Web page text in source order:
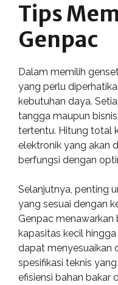
Tips
Genpac
Dalam memilih
yang perlu
kebutuhan daya.
tangga maupun
tertentu. Hitung total
elektronik yang akan
berfungsi dengan
Selanjutnya, penting
yang sesuai dengan
Genpac menawarkan
kapasitas kecil
dapat menyesuaikan
spesifikasi teknis
efisiensi bahan bakar